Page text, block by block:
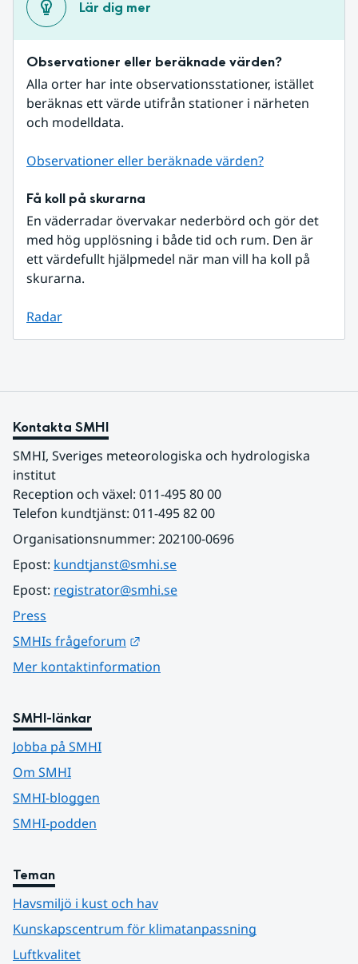
Lär dig mer
Observationer eller beräknade värden?
Alla orter har inte observationsstationer, istället
beräknas ett värde utifrån stationer i närheten
och modelldata.
Observationer eller beräknade värden?
Få koll på skurarna
En väderradar övervakar nederbörd och gör det
med hög upplösning i både tid och rum. Den är
ett värdefullt hjälpmedel när man vill ha koll på
skurarna.
Radar
Kontakta SMHI
SMHI, Sveriges meteorologiska och hydrologiska
institut
Reception och växel: 011-495 80 00
Telefon kundtjänst: 011-495 82 00
Organisationsnummer: 202100-0696
Epost: kundtjanst@smhi.se
Epost: registrator@smhi.se
Press
SMHIs frågeforum
Mer kontaktinformation
SMHI-länkar
Jobba på SMHI
Om SMHI
SMHI-bloggen
SMHI-podden
Teman
Havsmiljö i kust och hav
Kunskapscentrum för klimatanpassning
Luftkvalitet